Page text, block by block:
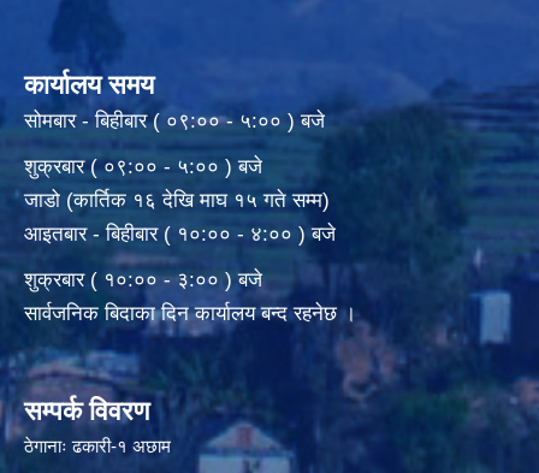
कार्यालय समय
सोमबार - बिहीबार ( ०९:०० - ५:०० ) बजे
शुक्रबार ( ०९:०० - ५:०० ) बजे
जाडो (कार्तिक १६ देखि माघ १५ गते सम्म)
आइतबार - बिहीबार ( १०:०० - ४:०० ) बजे
शुक्रबार ( १०:०० - ३:०० ) बजे
सार्वजनिक बिदाका दिन कार्यालय बन्द रहनेछ ।
सम्पर्क विवरण
ठेगानाः ढकारी-१ अछाम